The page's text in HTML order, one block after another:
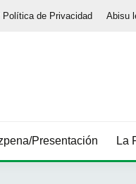
de Privacidad Abisu
Presentación La